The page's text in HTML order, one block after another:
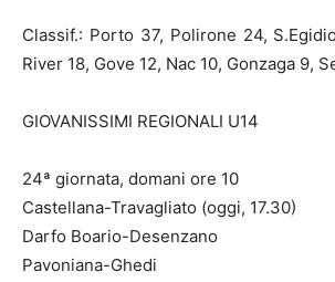
Classif.: Porto 37, Polirone 24,
River 18, Gove 12, Nac 10, Gonzaga 9,
GIOVANISSIMI REGIONALI U14
24ª giornata, domani ore 10
Castellana-Travagliato (oggi, 17.30)
Darfo Boario-Desenzano
Pavoniana-Ghedi